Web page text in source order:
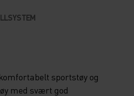
sportstøy og
med svært god